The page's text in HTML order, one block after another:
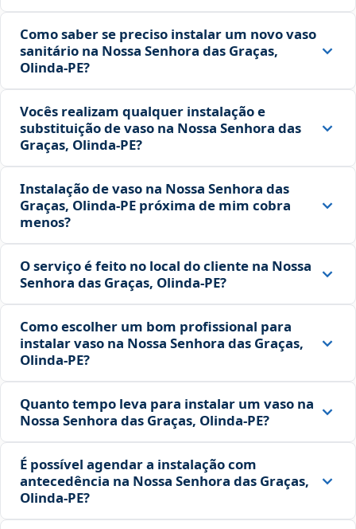
Como saber se preciso instalar um novo vaso
sanitário na Nossa Senhora das Graças,
Olinda‑PE?
Vocês realizam qualquer instalação e
substituição de vaso na Nossa Senhora das
Graças, Olinda‑PE?
Instalação de vaso na Nossa Senhora das
Graças, Olinda‑PE próxima de mim cobra
menos?
O serviço é feito no local do cliente na Nossa
Senhora das Graças, Olinda‑PE?
Como escolher um bom profissional para
instalar vaso na Nossa Senhora das Graças,
Olinda‑PE?
Quanto tempo leva para instalar um vaso na
Nossa Senhora das Graças, Olinda‑PE?
É possível agendar a instalação com
antecedência na Nossa Senhora das Graças,
Olinda‑PE?